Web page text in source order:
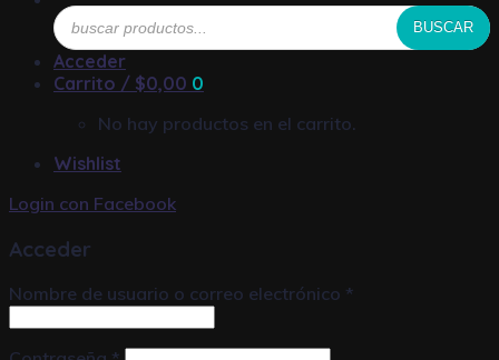
Búsqueda
de
productos
BUSCAR
Acceder
Carrito / $0,00 0
No hay productos en el carrito.
Wishlist
Login con Facebook
Acceder
Nombre de usuario o correo electrónico *